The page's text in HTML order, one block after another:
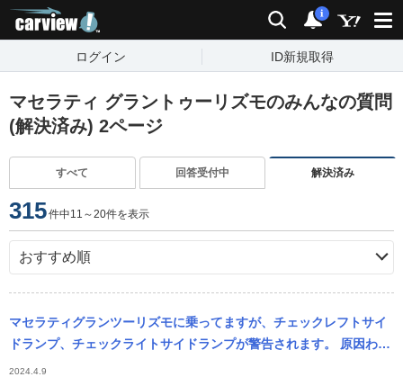
検索 通知
i
ログイン ID新規取得
マセラティ グラントゥーリズモのみんなの質問
(解決済み) 2ページ
すべて 回答受付中 解決済み
315件中11～20件を表示
マセラティグランツーリズモに乗ってますが、チェックレフトサイ
ドランプ、チェックライトサイドランプが警告されます。 原因わか
る方おられますか？ 因みにランプは点灯しております。
2024.4.9